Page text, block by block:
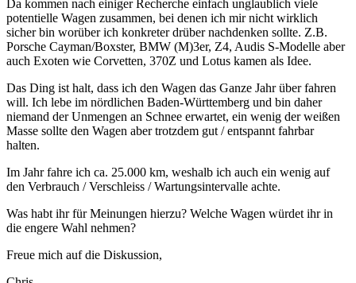
Da kommen nach einiger Recherche einfach unglaublich viele
potentielle Wagen zusammen, bei denen ich mir nicht wirklich
sicher bin worüber ich konkreter drüber nachdenken sollte. Z.B.
Porsche Cayman/Boxster, BMW (M)3er, Z4, Audis S-Modelle aber
auch Exoten wie Corvetten, 370Z und Lotus kamen als Idee.
Das Ding ist halt, dass ich den Wagen das Ganze Jahr über fahren
will. Ich lebe im nördlichen Baden-Württemberg und bin daher
niemand der Unmengen an Schnee erwartet, ein wenig der weißen
Masse sollte den Wagen aber trotzdem gut / entspannt fahrbar
halten.
Im Jahr fahre ich ca. 25.000 km, weshalb ich auch ein wenig auf
den Verbrauch / Verschleiss / Wartungsintervalle achte.
Was habt ihr für Meinungen hierzu? Welche Wagen würdet ihr in
die engere Wahl nehmen?
Freue mich auf die Diskussion,